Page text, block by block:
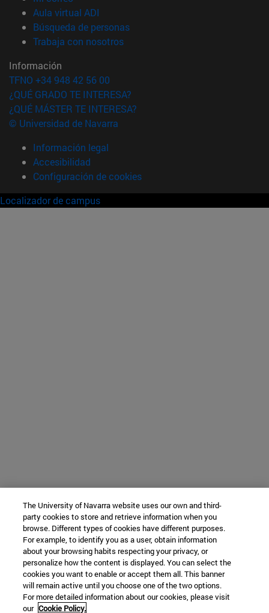
Aula virtual ADI
Búsqueda de personas(abre en nueva ventana)
Trabaja con nosotros(abre en nueva ventana)
Información
TFNO +34 948 42 56 00
¿QUÉ GRADO TE INTERESA?
¿QUÉ MÁSTER TE INTERESA?
© Universidad de Navarra
Información legal
Accesibilidad
Configuración de cookies
Localizador de campus
The University of Navarra website uses our own and third-
party cookies to store and retrieve information when you
browse. Different types of cookies have different purposes.
For example, to identify you as a user, obtain information
about your browsing habits respecting your privacy, or
personalize how the content is displayed. You can select the
cookies you want to enable or accept them all. This banner
will remain active until you choose one of the two options.
For more detailed information about our cookies, please visit
our Cookie Policy.